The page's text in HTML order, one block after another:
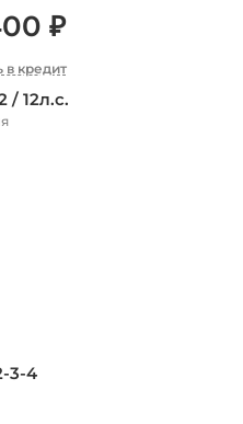
₽
кредит
/ 12л.с.
3-4